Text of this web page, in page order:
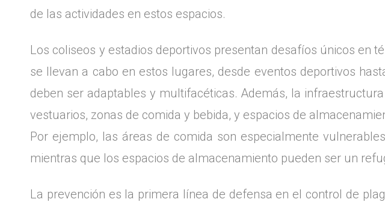
de las actividades en estos espacios.
Los coliseos y estadios deportivos presentan desafíos únicos en
se llevan a cabo en estos lugares, desde eventos deportivos
deben ser adaptables y multifacéticas. Además, la
vestuarios, zonas de comida y bebida, y espacios de
Por ejemplo, las áreas de comida son especialmente
mientras que los espacios de almacenamiento pueden ser un
La prevención es la primera línea de defensa en el control de